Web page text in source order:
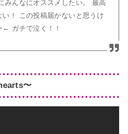
みんなにオススメしたい。 最高
！ この投稿届かないと思うけ
← ガチで泣く！！
〜